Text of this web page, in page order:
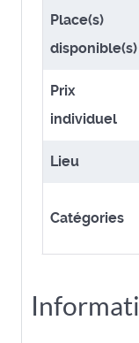
Place(s)
disponible(s)
Prix
individuel
Lieu
Catégories